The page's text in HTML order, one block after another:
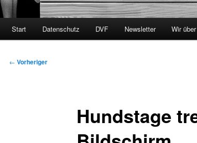
Start Datenschutz DVF Newsletter Wir
Beitragsnavigation
← Vorheriger
Hundstage